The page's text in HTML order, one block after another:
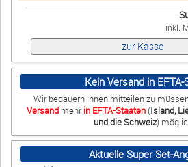
Impressum • Datenschutz • Cookie
Widerrufsbelehrung • Liefer-/
inkl.
Kein Versand in EFTA-
Wir bedauern ihnen mitteilen zu
Versandmehrin EFTA-Staaten(Island,
und die Schweiz)
Aktuelle Super Set-